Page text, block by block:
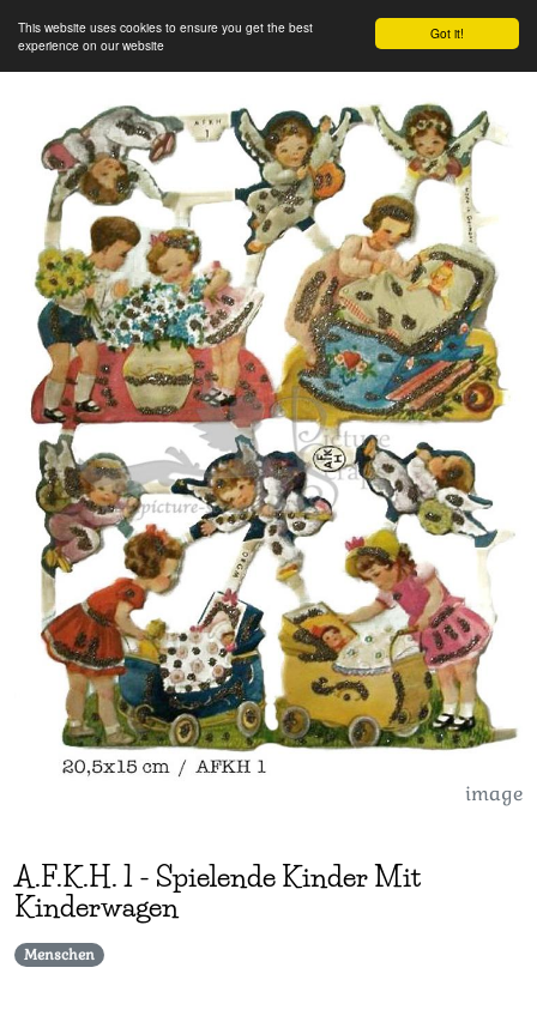
Got it!
This website uses cookies to ensure you get the best
experience on our website
image
A.F.K.H. 1 - Spielende Kinder Mit
Kinderwagen
Menschen